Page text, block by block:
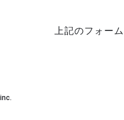
上記のフォー